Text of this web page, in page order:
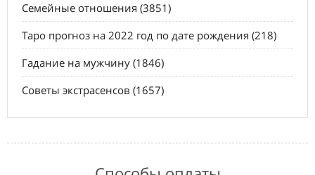
Семейные отношения (3851)
Таро прогноз на 2022 год по дате рождения (218)
Гадание на мужчину (1846)
Советы экстрасенсов (1657)